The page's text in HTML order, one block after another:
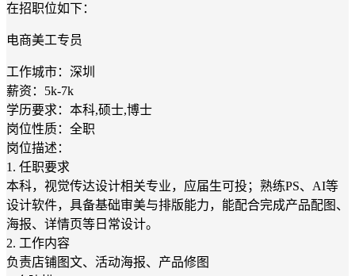
在招职位如下：
电商美工专员
工作城市：深圳
薪资：5k-7k
学历要求：本科,硕士,博士
岗位性质：全职
岗位描述：
1. 任职要求
本科，视觉传达设计相关专业，应届生可投；熟练PS、AI等
设计软件，具备基础审美与排版能力，能配合完成产品配图、
海报、详情页等日常设计。
2. 工作内容
负责店铺图文、活动海报、产品修图